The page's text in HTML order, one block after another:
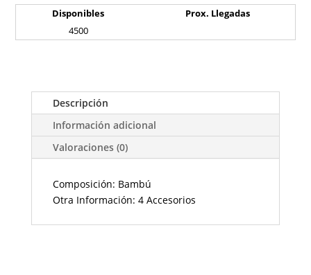
Disponibles
Prox. Llegadas
4500
Descripción
Información adicional
Valoraciones (0)
Composición: Bambú
Otra Información: 4 Accesorios